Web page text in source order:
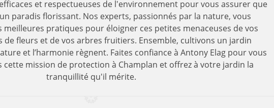
et respectueuses de l'environnement pour vous assurer que
paradis florissant. Nos experts, passionnés par la nature, vous
meilleures pratiques pour éloigner ces petites menaceuses de vos
de fleurs et de vos arbres fruitiers. Ensemble, cultivons un jardin
et l’harmonie règnent. Faites confiance à Antony Elag pour vous
cette mission de protection à Champlan et offrez à votre jardin la
tranquillité qu'il mérite.